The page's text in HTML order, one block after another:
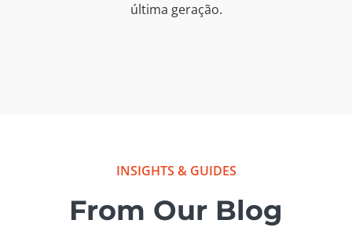
última geração.
INSIGHTS & GUIDES
From Our Blog